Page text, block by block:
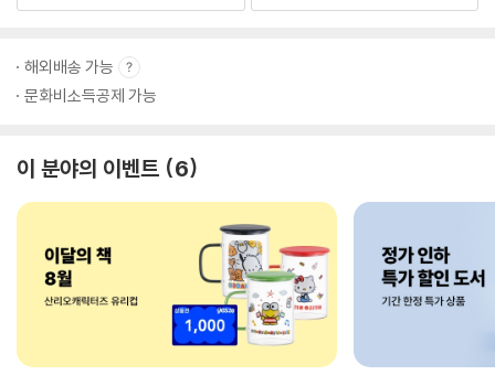
해외배송 가능
문화비소득공제 가능
이 분야의 이벤트 6